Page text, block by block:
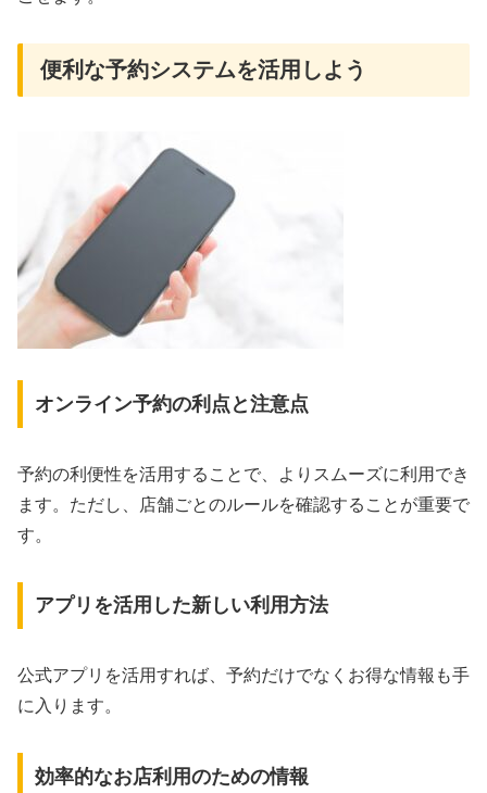
便利な予約システムを活用しよう
オンライン予約の利点と注意点
予約の利便性を活用することで、よりスムーズに利用でき
ます。ただし、店舗ごとのルールを確認することが重要で
す。
アプリを活用した新しい利用方法
公式アプリを活用すれば、予約だけでなくお得な情報も手
に入ります。
効率的なお店利用のための情報